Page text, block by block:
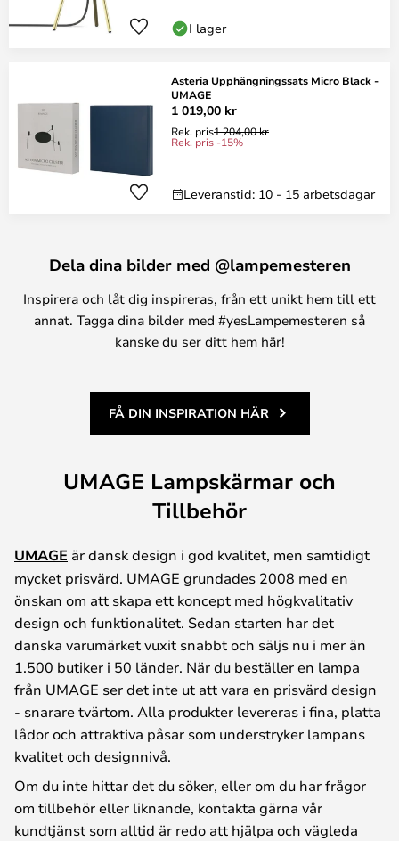
I lager
Asteria Upphängningssats Micro Black -
UMAGE
1 019,00 kr
Rek. pris1 204,00 kr
Rek. pris -15%
Leveranstid: 10 - 15 arbetsdagar
Dela dina bilder med @lampemesteren
Inspirera och låt dig inspireras, från ett unikt hem till ett
annat. Tagga dina bilder med #yesLampemesteren så
kanske du ser ditt hem här!
FÅ DIN INSPIRATION HÄR
UMAGE Lampskärmar och
Tillbehör
UMAGE är dansk design i god kvalitet, men samtidigt
mycket prisvärd. UMAGE grundades 2008 med en
önskan om att skapa ett koncept med högkvalitativ
design och funktionalitet. Sedan starten har det
danska varumärket vuxit snabbt och säljs nu i mer än
1.500 butiker i 50 länder. När du beställer en lampa
från UMAGE ser det inte ut att vara en prisvärd design
- snarare tvärtom. Alla produkter levereras i fina, platta
lådor och attraktiva påsar som understryker lampans
kvalitet och designnivå.
Om du inte hittar det du söker, eller om du har frågor
om tillbehör eller liknande, kontakta gärna vår
kundtjänst som alltid är redo att hjälpa och vägleda